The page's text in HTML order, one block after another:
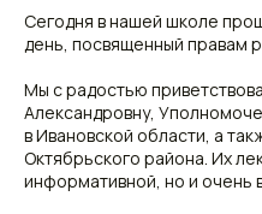
Сегодня в нашей школе
день, посвященный правам
Мы с радостью
Александровну,
в Ивановской области, а
Октябрьского района. Их
информативной, но и очень